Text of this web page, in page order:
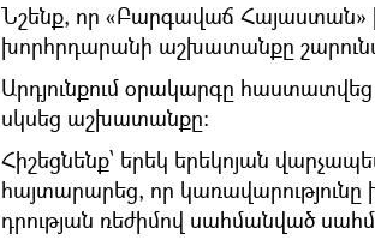
Նշենք, որ «Բարգավաճ Հայաստան»
խորհրդարանի աշխատանքը
Արդյունքում օրակարգը
սկսեց աշխատանքը։
Հիշեցնենք՝ երեկ երեկոյան
հայտարարեց, որ
դրության ռեժիմով սահմանված